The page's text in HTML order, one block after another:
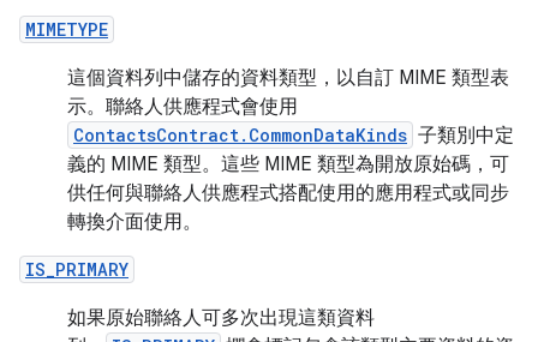
MIMETYPE
這個資料列中儲存的資料類型，以自訂 MIME 類型表
示。聯絡人供應程式會使用
ContactsContract.CommonDataKinds 子類別中定
義的 MIME 類型。這些 MIME 類型為開放原始碼，可
供任何與聯絡人供應程式搭配使用的應用程式或同步
轉換介面使用。
IS_PRIMARY
如果原始聯絡人可多次出現這類資料